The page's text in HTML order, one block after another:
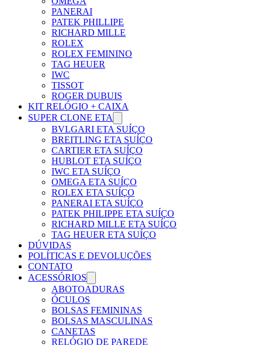
PANERAI
PATEK PHILLIPE
RICHARD MILLE
ROLEX
ROLEX FEMININO
TAG HEUER
IWC
TISSOT
ROGER DUBUIS
KIT RELÓGIO + CAIXA
SUPER CLONE ETA
BVLGARI ETA SUÍÇO
BREITLING ETA SUÍÇO
CARTIER ETA SUÍÇO
HUBLOT ETA SUÍÇO
IWC ETA SUÍÇO
OMEGA ETA SUÍÇO
ROLEX ETA SUÍÇO
PANERAI ETA SUÍÇO
PATEK PHILIPPE ETA SUÍÇO
RICHARD MILLE ETA SUÍÇO
TAG HEUER ETA SUÍÇO
DÚVIDAS
POLÍTICAS E DEVOLUÇÕES
CONTATO
ACESSÓRIOS
ABOTOADURAS
ÓCULOS
BOLSAS FEMININAS
BOLSAS MASCULINAS
CANETAS
RELÓGIO DE PAREDE